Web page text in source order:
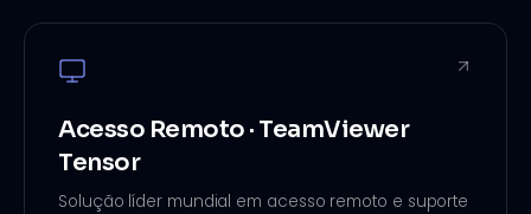
Acesso Remoto · TeamViewer
Tensor
Solução líder mundial em acesso remoto e suporte